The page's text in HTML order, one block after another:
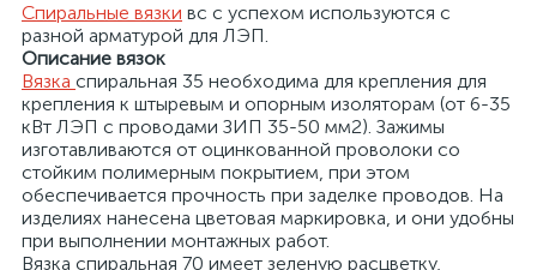
Спиральные вязки вс с успехом используются с
разной арматурой для ЛЭП.
Описание вязок
Вязка спиральная 35 необходима для крепления для
крепления к штыревым и опорным изоляторам (от 6-35
кВт ЛЭП с проводами ЗИП 35-50 мм2). Зажимы
изготавливаются от оцинкованной проволоки со
стойким полимерным покрытием, при этом
обеспечивается прочность при заделке проводов. На
изделиях нанесена цветовая маркировка, и они удобны
при выполнении монтажных работ.
Вязка спиральная 70 имеет зеленую расцветку,